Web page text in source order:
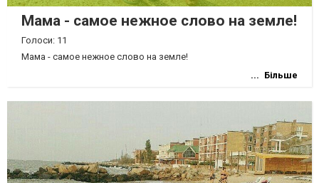
Мама - самое нежное слово на земле!
Голоси: 11
Мама - самое нежное слово на земле!
Більше